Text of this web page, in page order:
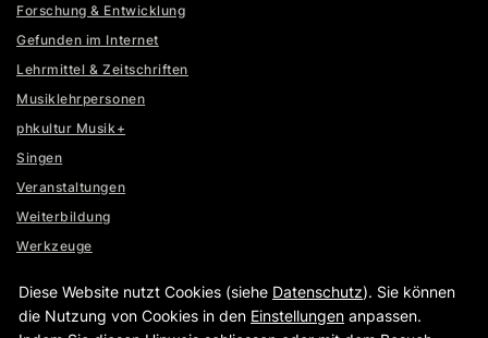
Forschung & Entwicklung
Gefunden im Internet
Lehrmittel & Zeitschriften
Musiklehrpersonen
phkultur Musik+
Singen
Veranstaltungen
Weiterbildung
Werkzeuge
Diese Website nutzt Cookies (siehe Datenschutz). Sie können
die Nutzung von Cookies in den Einstellungen anpassen.